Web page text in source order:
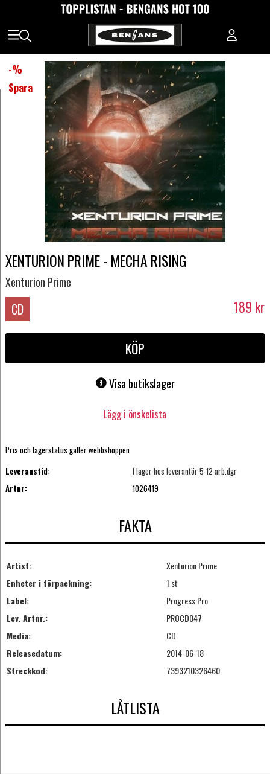
-%
Spara
XENTURION PRIME - MECHA RISING
Xenturion Prime
CD 189 kr
KÖP
Visa butikslager
Lägg i önskelista
Pris och lagerstatus gäller webbshoppen
Leveranstid:
I lager hos leverantör 5-12 arb.dgr
Artnr:
1026419
FAKTA
Artist:
Xenturion Prime
Enheter i förpackning:
1 st
Label:
Progress Pro
Lev. Artnr.:
PROCD047
Media:
CD
Releasedatum:
2014-06-18
Streckkod:
7393210326460
LÅTLISTA